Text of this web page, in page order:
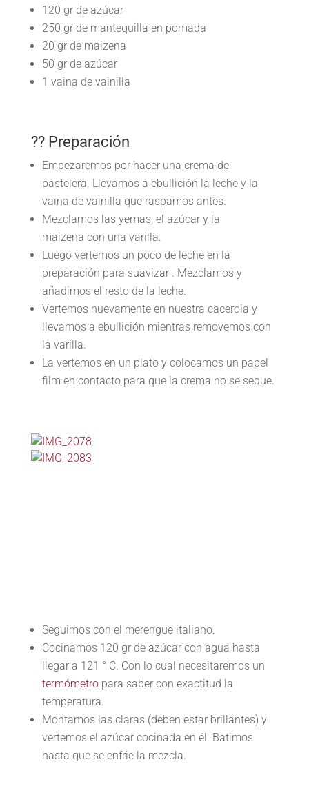
120 gr de azúcar
250 gr de mantequilla en pomada
20 gr de maizena
50 gr de azúcar
1 vaina de vainilla
?? Preparación
Empezaremos por hacer una crema de
pastelera. Llevamos a ebullición la leche y la
vaina de vainilla que raspamos antes.
Mezclamos las yemas, el azúcar y la
maizena con una varilla.
Luego vertemos un poco de leche en la
preparación para suavizar . Mezclamos y
añadimos el resto de la leche.
Vertemos nuevamente en nuestra cacerola y
llevamos a ebullición mientras removemos con
la varilla.
La vertemos en un plato y colocamos un papel
film en contacto para que la crema no se seque.
Seguimos con el merengue italiano.
Cocinamos 120 gr de azúcar con agua hasta
llegar a 121 ° C. Con lo cual necesitaremos un
termómetropara saber con exactitud la
temperatura.
Montamos las claras (deben estar brillantes) y
vertemos el azúcar cocinada en él. Batimos
hasta que se enfrie la mezcla.